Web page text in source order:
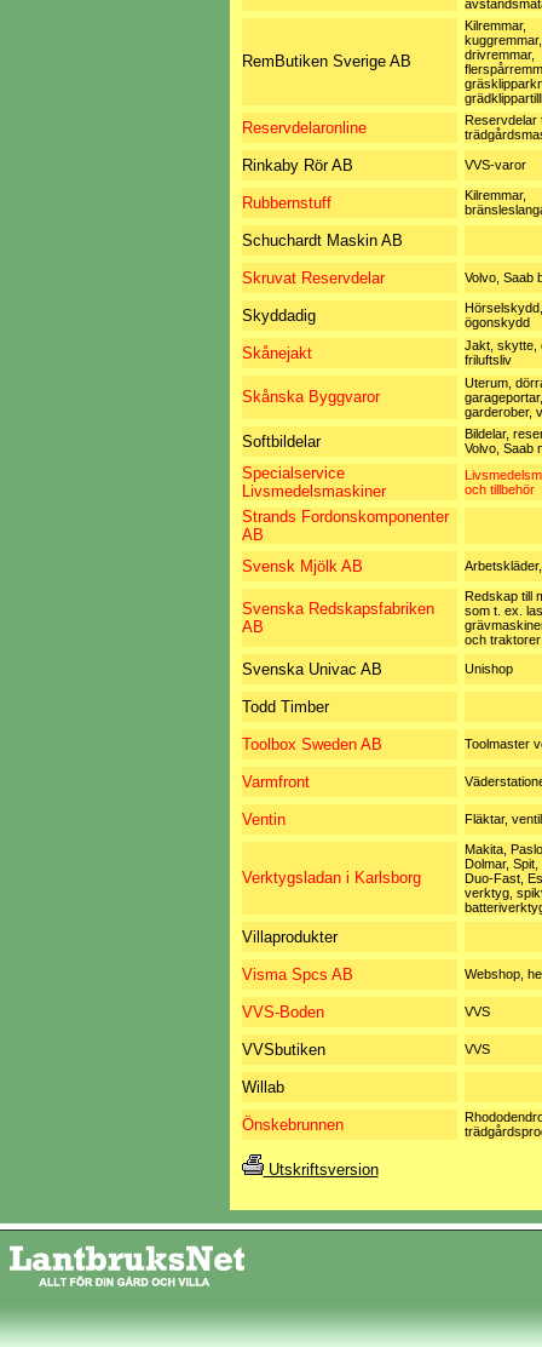
RemButiken Sverige AB
Kilremmar,
kuggremmar,
drivremmar,
Reservdelaronline
Reservdelar
Rinkaby Rör AB VVS-varor
Rubbernstuff
Kilremmar,
Schuchardt Maskin AB
Skruvat Reservdelar Volvo, Saab
Skyddadig
Hörselskydd,
ögonskydd
Skånejakt
Jakt, skytte,
friluftsliv
Skånska Byggvaror
Uterum,
garderober,
Softbildelar
Bildelar,
Volvo, Saab
Specialservice
Livsmedelsmaskiner
och tillbehör
Strands Fordonskomponenter
AB
Svensk Mjölk AB
Svenska Redskapsfabriken
AB
Redskap till
som t. ex.
och traktorer
Svenska Univac AB Unishop
Todd Timber
Toolbox Sweden AB Toolmaster
Varmfront
Ventin Fläktar,
Verktygsladan i Karlsborg
Makita,
Dolmar, Spit,
Duo-Fast,
verktyg,
Villaprodukter
Visma Spcs AB Webshop,
VVS-Boden VVS
VVSbutiken VVS
Willab
Önskebrunnen
Utskriftsversion